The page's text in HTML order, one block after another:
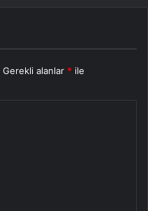
Gerekli alanlar * ile